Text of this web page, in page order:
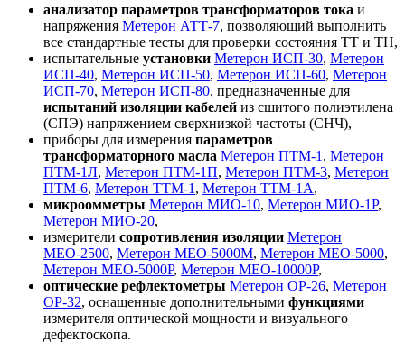
анализатор параметров трансформаторов тока и
напряжения Метерон АТТ-7, позволяющий выполнить
все стандартные тесты для проверки состояния ТТ и ТН,
испытательные установки Метерон ИСП-30, Метерон
ИСП-40, Метерон ИСП-50, Метерон ИСП-60, Метерон
ИСП-70, Метерон ИСП-80, предназначенные для
испытаний изоляции кабелей из сшитого полиэтилена
(СПЭ) напряжением сверхнизкой частоты (СНЧ),
приборы для измерения параметров
трансформаторного масла Метерон ПТМ-1 , Метерон
ПТМ-1Л, Метерон ПТМ-1П, Метерон ПТМ-3, Метерон
ПТМ-6, Метерон ТТМ-1 , Метерон ТТМ-1А,
микроомметры Метерон МИО-10, Метерон МИО-1Р,
Метерон МИО-20,
измерители сопротивления изоляции Метерон
МЕО-2500, Метерон МЕО-5000М, Метерон МЕО-5000,
Метерон МЕО-5000Р, Метерон МЕО-10000Р,
оптические рефлектометры Метерон ОР-26, Метерон
ОР-32, оснащенные дополнительными функциями
измерителя оптической мощности и визуального
дефектоскопа.